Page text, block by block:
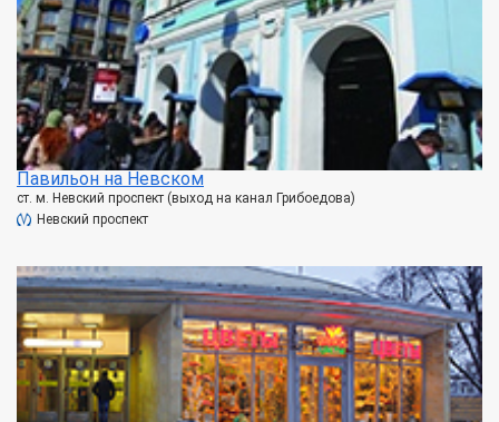
Павильон на Невском
ст. м. Невский проспект (выход на канал Грибоедова)
Невский проспект